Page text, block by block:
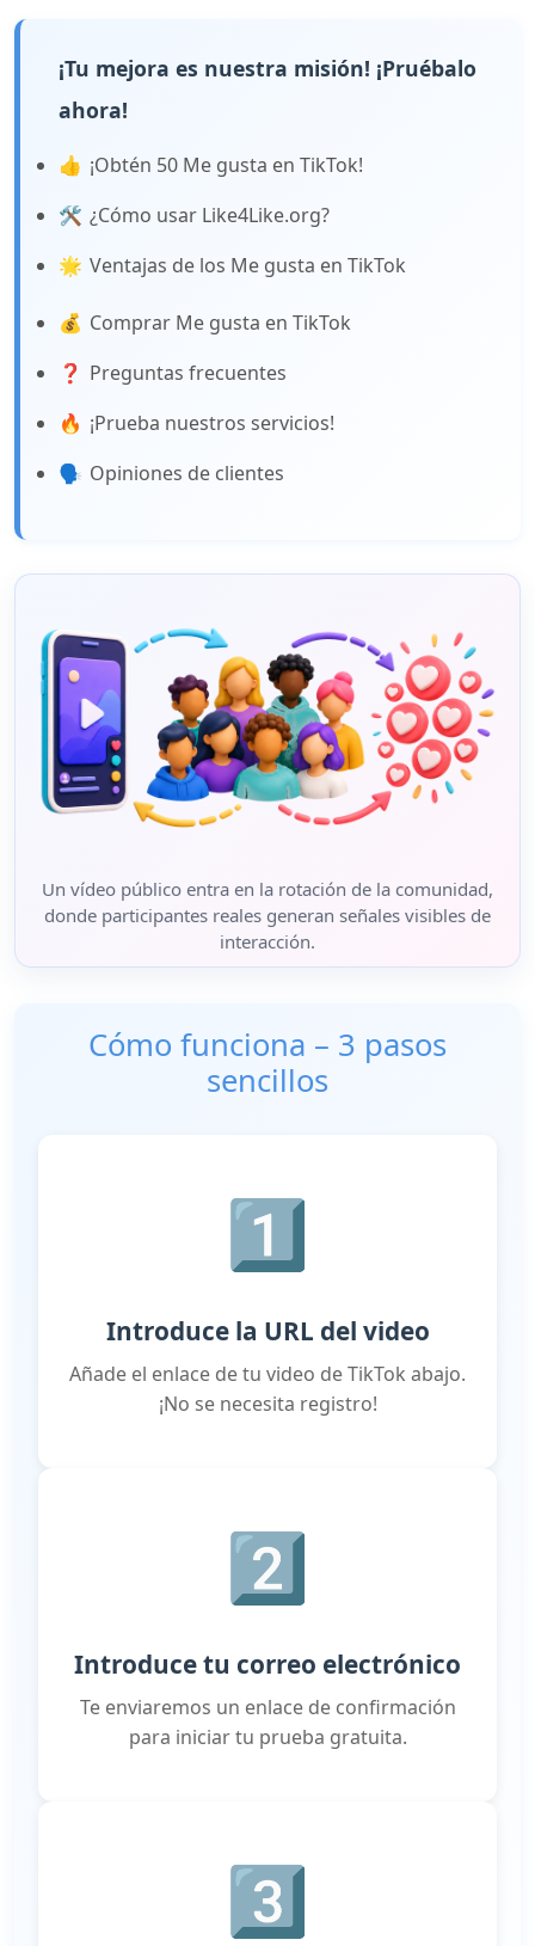
¡Tu mejora es nuestra misión! ¡Pruébalo
ahora!
👍 ¡Obtén 50 Me gusta en TikTok!
🛠️ ¿Cómo usar Like4Like.org?
🌟 Ventajas de los Me gusta en TikTok
💰 Comprar Me gusta en TikTok
❓ Preguntas frecuentes
🔥 ¡Prueba nuestros servicios!
🗣️ Opiniones de clientes
Un vídeo público entra en la rotación de la comunidad,
donde participantes reales generan señales visibles de
interacción.
Cómo funciona – 3 pasos
sencillos
1️⃣
Introduce la URL del video
Añade el enlace de tu video de TikTok abajo.
¡No se necesita registro!
2️⃣
Introduce tu correo electrónico
Te enviaremos un enlace de confirmación
para iniciar tu prueba gratuita.
3️⃣